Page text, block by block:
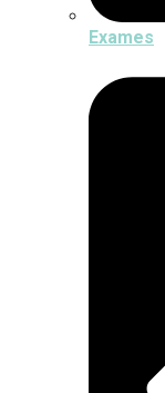
Exames